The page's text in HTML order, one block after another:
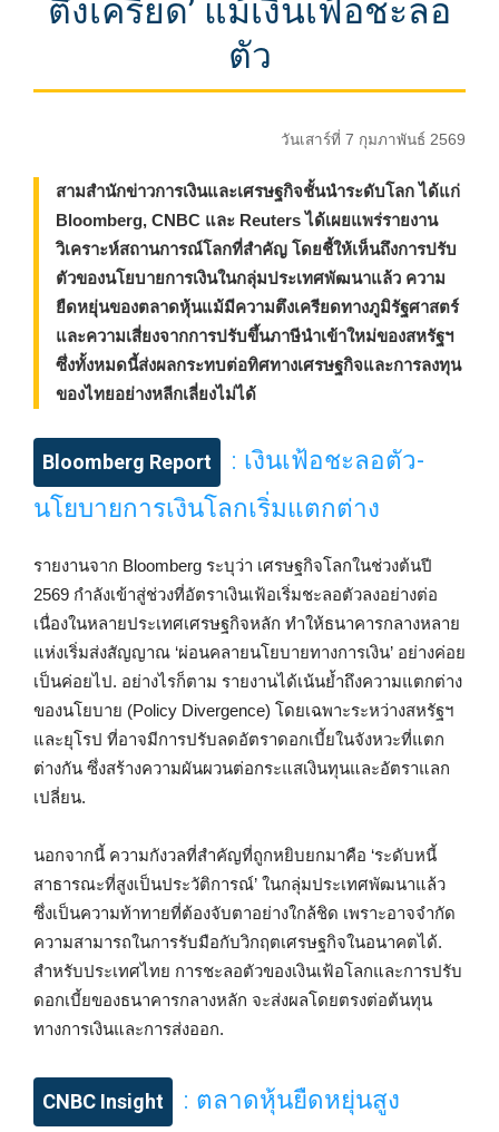
ตึงเครียด’ แม้เงินเฟ้อชะลอ
ตัว
วันเสาร์ที่ 7 กุมภาพันธ์ 2569
สามสำนักข่าวการเงินและเศรษฐกิจชั้นนำระดับโลก ได้แก่
Bloomberg, CNBC และ Reuters ได้เผยแพร่รายงาน
วิเคราะห์สถานการณ์โลกที่สำคัญ โดยชี้ให้เห็นถึงการปรับ
ตัวของนโยบายการเงินในกลุ่มประเทศพัฒนาแล้ว ความ
ยืดหยุ่นของตลาดหุ้นแม้มีความตึงเครียดทางภูมิรัฐศาสตร์
และความเสี่ยงจากการปรับขึ้นภาษีนำเข้าใหม่ของสหรัฐฯ
ซึ่งทั้งหมดนี้ส่งผลกระทบต่อทิศทางเศรษฐกิจและการลงทุน
ของไทยอย่างหลีกเลี่ยงไม่ได้
Bloomberg Report
: เงินเฟ้อชะลอตัว-
นโยบายการเงินโลกเริ่มแตกต่าง
รายงานจาก Bloomberg ระบุว่า เศรษฐกิจโลกในช่วงต้นปี
2569 กำลังเข้าสู่ช่วงที่อัตราเงินเฟ้อเริ่มชะลอตัวลงอย่างต่อ
เนื่องในหลายประเทศเศรษฐกิจหลัก ทำให้ธนาคารกลางหลาย
แห่งเริ่มส่งสัญญาณ ‘ผ่อนคลายนโยบายทางการเงิน’ อย่างค่อย
เป็นค่อยไป. อย่างไรก็ตาม รายงานได้เน้นย้ำถึงความแตกต่าง
ของนโยบาย (Policy Divergence) โดยเฉพาะระหว่างสหรัฐฯ
และยุโรป ที่อาจมีการปรับลดอัตราดอกเบี้ยในจังหวะที่แตก
ต่างกัน ซึ่งสร้างความผันผวนต่อกระแสเงินทุนและอัตราแลก
เปลี่ยน.
นอกจากนี้ ความกังวลที่สำคัญที่ถูกหยิบยกมาคือ ‘ระดับหนี้
สาธารณะที่สูงเป็นประวัติการณ์’ ในกลุ่มประเทศพัฒนาแล้ว
ซึ่งเป็นความท้าทายที่ต้องจับตาอย่างใกล้ชิด เพราะอาจจำกัด
ความสามารถในการรับมือกับวิกฤตเศรษฐกิจในอนาคตได้.
สำหรับประเทศไทย การชะลอตัวของเงินเฟ้อโลกและการปรับ
ดอกเบี้ยของธนาคารกลางหลัก จะส่งผลโดยตรงต่อต้นทุน
ทางการเงินและการส่งออก.
CNBC Insight
: ตลาดหุ้นยืดหยุ่นสูง